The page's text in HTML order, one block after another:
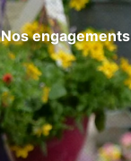
Nos engagements